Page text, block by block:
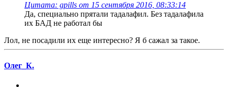
Цитата: gpills от 15 сентября 2016, 08:33:14
Да, специально прятали тадалафил. Без тадалафила
их БАД не работал бы
Лол, не посадили их еще интересно? Я б сажал за такое.
Олег_К.